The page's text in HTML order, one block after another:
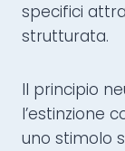
specifici
strutturata.
Il principio
l’estinzione
uno stimolo